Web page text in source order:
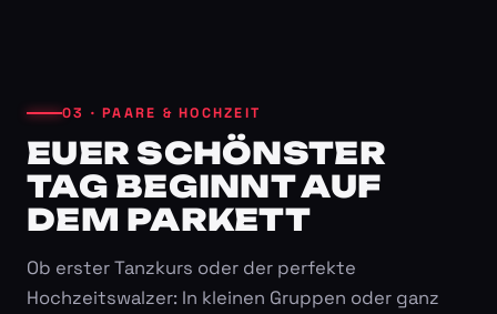
03 · PAARE & HOCHZEIT
EUER SCHÖNSTER
TAG BEGINNT AUF
DEM PARKETT
Ob erster Tanzkurs oder der perfekte
Hochzeitswalzer: In kleinen Gruppen oder ganz